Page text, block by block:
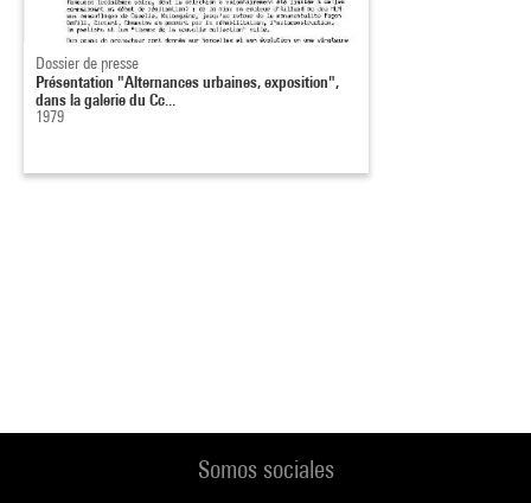
Dossier de presse
Présentation "Alternances urbaines, exposition",
dans la galerie du Cc...
1979
Somos sociales